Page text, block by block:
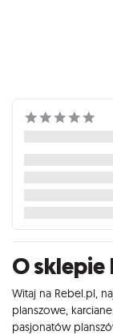
O sklepie
Witaj na Rebel.pl,
planszowe,
pasjonatów